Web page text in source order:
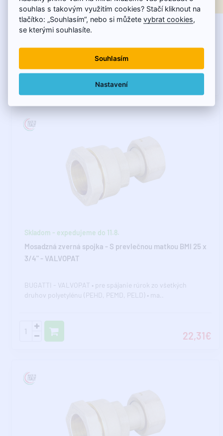
1" - VALVOPAT
BUGATTI - VALVOPAT • pre spájanie rúrok zo všetkých
Skladom - expedujeme do 11.8.
Mosadzná zverná spojka - S prevlečnou matkou BMI 25 x
3/4" - VALVOPAT
BUGATTI - VALVOPAT • pre spájanie rúrok zo všetkých
druhov polyetylénu (PEHD, PEMD, PELD) • ma..
22,31€
souhlas s takovým využitím cookies? Stačí kliknout na
tlačítko: „Souhlasím“, nebo si můžetevybrat cookies
se kterými souhlasíte.
Souhlasím
Nastavení